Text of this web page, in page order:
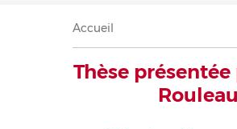
Fil
d'Ariane
Accueil
Thèse
Rouleau